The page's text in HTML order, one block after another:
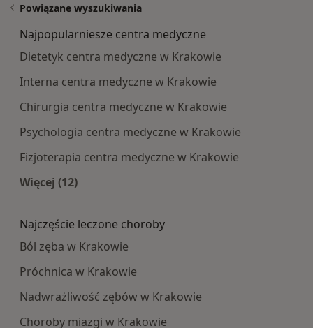
Powiązane wyszukiwania
Najpopularniesze centra medyczne
Dietetyk centra medyczne w Krakowie
Interna centra medyczne w Krakowie
Chirurgia centra medyczne w Krakowie
Psychologia centra medyczne w Krakowie
Fizjoterapia centra medyczne w Krakowie
Więcej (12)
Najczęście leczone choroby
Ból zęba w Krakowie
Próchnica w Krakowie
Nadwrażliwość zębów w Krakowie
Choroby miazgi w Krakowie